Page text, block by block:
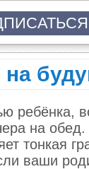
на
ребёнка,
на
тонкая
ваши